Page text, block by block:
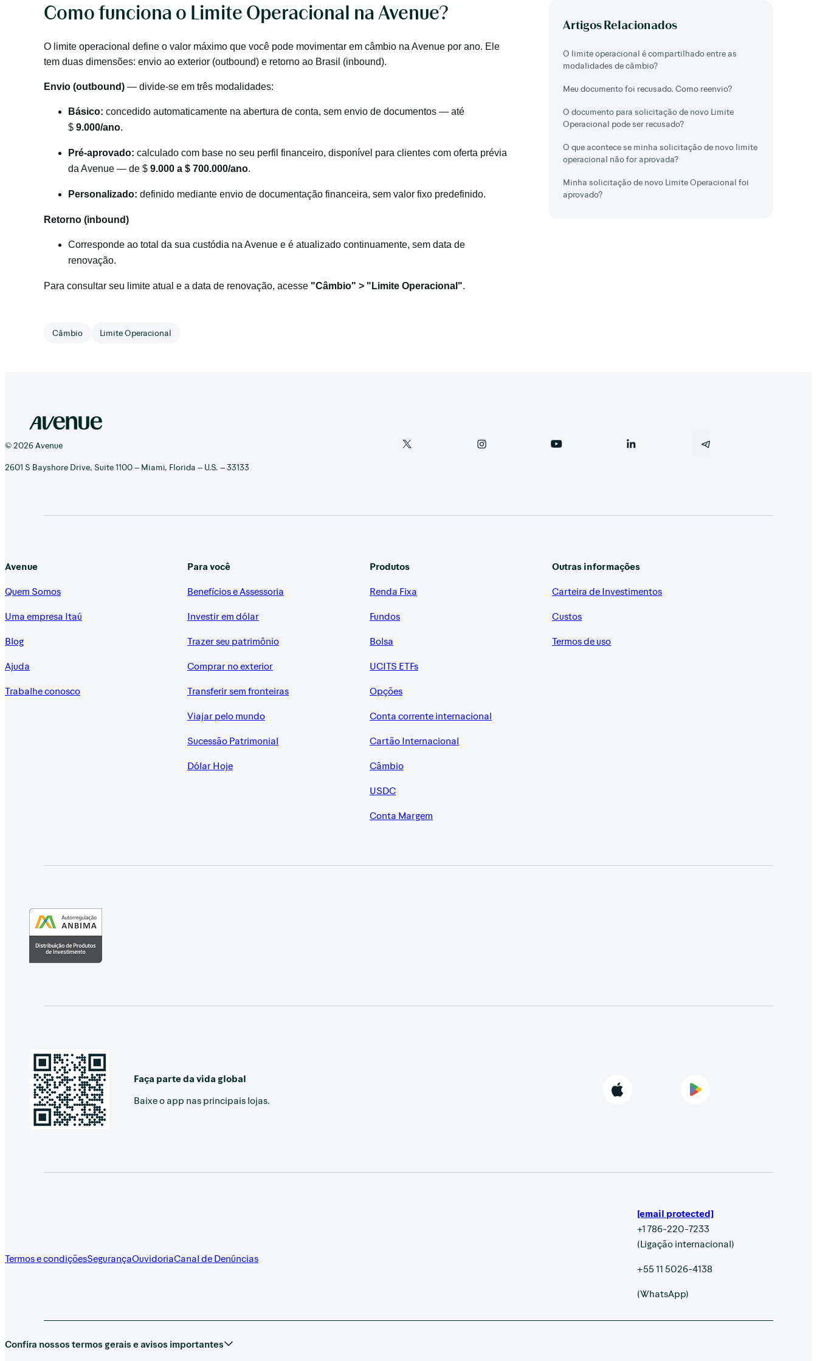
Como funciona o Limite Operacional na Avenue?
O limite operacional define o valor máximo que você pode movimentar em câmbio na Avenue por ano. Ele
tem duas dimensões: envio ao exterior (outbound) e retorno ao Brasil (inbound).
Envio (outbound) — divide-se em três modalidades:
Básico: concedido automaticamente na abertura de conta, sem envio de documentos — até
$ 9.000/ano.
Pré-aprovado: calculado com base no seu perfil financeiro, disponível para clientes com oferta prévia
da Avenue — de $ 9.000 a $ 700.000/ano.
Personalizado: definido mediante envio de documentação financeira, sem valor fixo predefinido.
Retorno (inbound)
Corresponde ao total da sua custódia na Avenue e é atualizado continuamente, sem data de
renovação.
Para consultar seu limite atual e a data de renovação, acesse "Câmbio" > "Limite Operacional".
Câmbio Limite Operacional
Artigos Relacionados
O limite operacional é compartilhado entre as
modalidades de câmbio?
Meu documento foi recusado. Como reenvio?
O documento para solicitação de novo Limite
Operacional pode ser recusado?
O que acontece se minha solicitação de novo limite
operacional não for aprovada?
Minha solicitação de novo Limite Operacional foi
aprovado?
© 2026 Avenue
2601 S Bayshore Drive, Suite 1100 – Miami, Florida – U.S. – 33133
Avenue
Quem Somos
Uma empresa Itaú
Blog
Ajuda
Trabalhe conosco
Para você
Benefícios e Assessoria
Investir em dólar
Trazer seu patrimônio
Comprar no exterior
Transferir sem fronteiras
Viajar pelo mundo
Sucessão Patrimonial
Dólar Hoje
Produtos
Renda Fixa
Fundos
Bolsa
UCITS ETFs
Opções
Conta corrente internacional
Cartão Internacional
Câmbio
USDC
Conta Margem
Outras informações
Carteira de Investimentos
Custos
Termos de uso
Faça parte da vida global
Baixe o app nas principais lojas.
Termos e condiçõesSegurançaOuvidoriaCanal de Denúncias
[email protected]
+1 786-220-7233
(Ligação internacional)
+55 11 5026-4138
(WhatsApp)
Confira nossos termos gerais e avisos importantes